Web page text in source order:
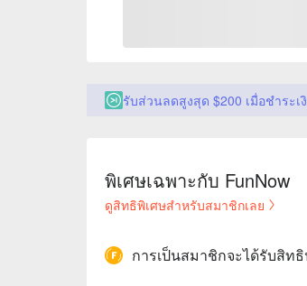
รับส่วนลดสูงสุด $200 เมื่อชำระเ
พิเศษเฉพาะกับ FunNow
ดูสิทธิพิเศษสำหรับสมาชิกเลย
การเป็นสมาชิกจะได้รับสิท